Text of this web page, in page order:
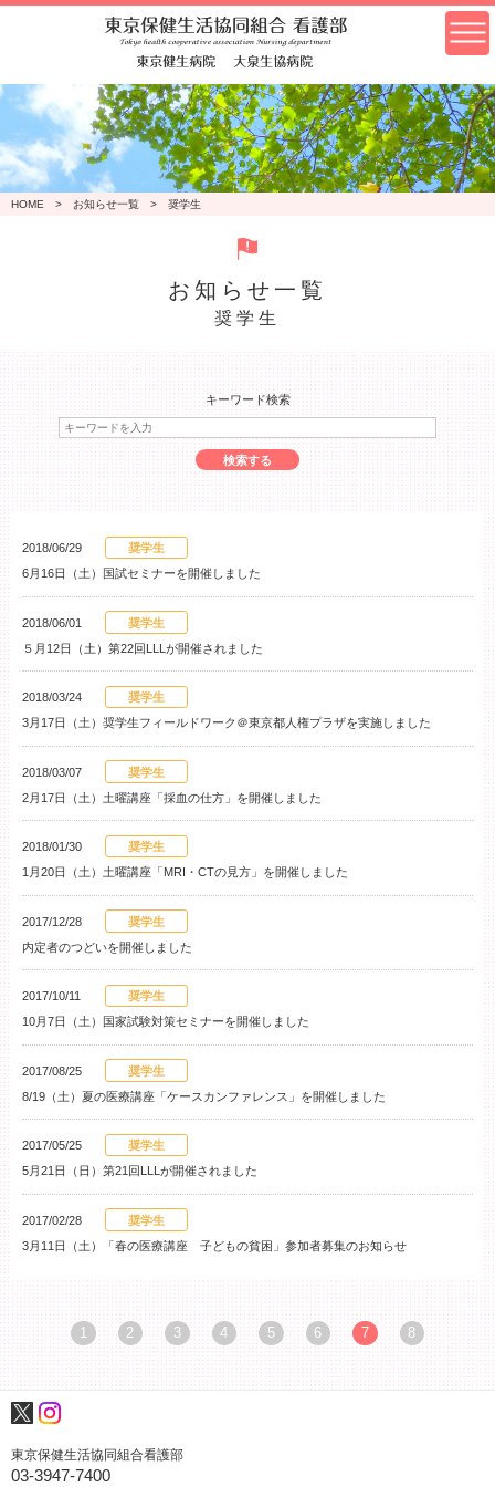
HOME お知らせ一覧 奨学生
お知らせ一覧
奨学生
キーワード検索
検索する
2018/06/29
奨学生
6月16日（土）国試セミナーを開催しました
2018/06/01
奨学生
５月12日（土）第22回LLLが開催されました
2018/03/24
奨学生
3月17日（土）奨学生フィールドワーク＠東京都人権プラザを実施しました
2018/03/07
奨学生
2月17日（土）土曜講座「採血の仕方」を開催しました
2018/01/30
奨学生
1月20日（土）土曜講座「MRI・CTの見方」を開催しました
2017/12/28
奨学生
内定者のつどいを開催しました
2017/10/11
奨学生
10月7日（土）国家試験対策セミナーを開催しました
2017/08/25
奨学生
8/19（土）夏の医療講座「ケースカンファレンス」を開催しました
2017/05/25
奨学生
5月21日（日）第21回LLLが開催されました
2017/02/28
奨学生
3月11日（土）「春の医療講座 子どもの貧困」参加者募集のお知らせ
1 2 3 4 5 6 7 8
東京保健生活協同組合看護部
03-3947-7400